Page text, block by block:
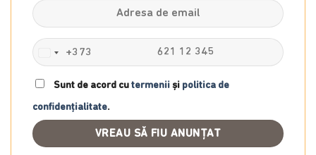
Moldova
+373
Sunt de acord cu termenii și politica de
confidențialitate.